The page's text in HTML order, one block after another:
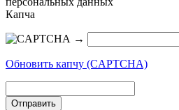
Капча
→
Обновить капчу (CAPTCHA)
Отправить